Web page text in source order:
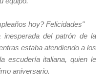
hoy? Felicidades"
del patrón de la
estaba atendiendo a los
escudería italiana, quien le
aniversario.